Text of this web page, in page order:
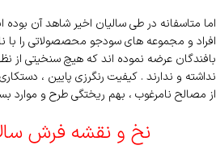
اما متاسفانه در طی سالیان اخیر شاهد آن بوده
افراد و مجموعه های سودجو محصصولاتی را با
بافندگان عرضه نموده اند که هیچ سنخیتی از
نداشته و ندارند . کیفیت رنگرزی پایین ،
از مصالح نامرغوب ، بهم ریختگی طرح و موارد
نخ و نقشه فرش